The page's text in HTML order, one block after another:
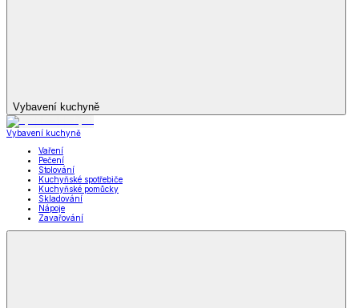
Vybavení kuchyně
Vybavení kuchyně
Vaření
Pečení
Stolování
Kuchyňské spotřebiče
Kuchyňské pomůcky
Skladování
Nápoje
Zavařování